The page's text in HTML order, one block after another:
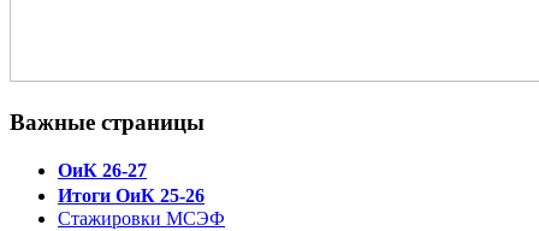
Важные страницы
ОиК 26-27
Итоги ОиК 25-26
Стажировки МСЭФ